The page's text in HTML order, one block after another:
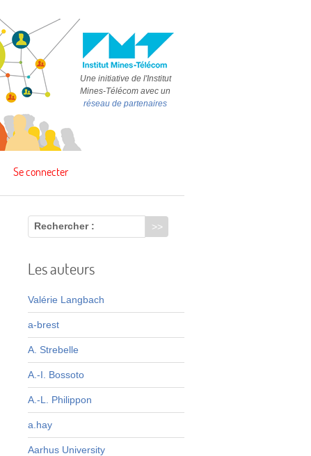
Une initiative de l'Institut
Mines-Télécom avec un
réseau de partenaires
Se connecter
Rechercher :
Les auteurs
Valérie Langbach
a-brest
A. Strebelle
A.-I. Bossoto
A.-L. Philippon
a.hay
Aarhus University